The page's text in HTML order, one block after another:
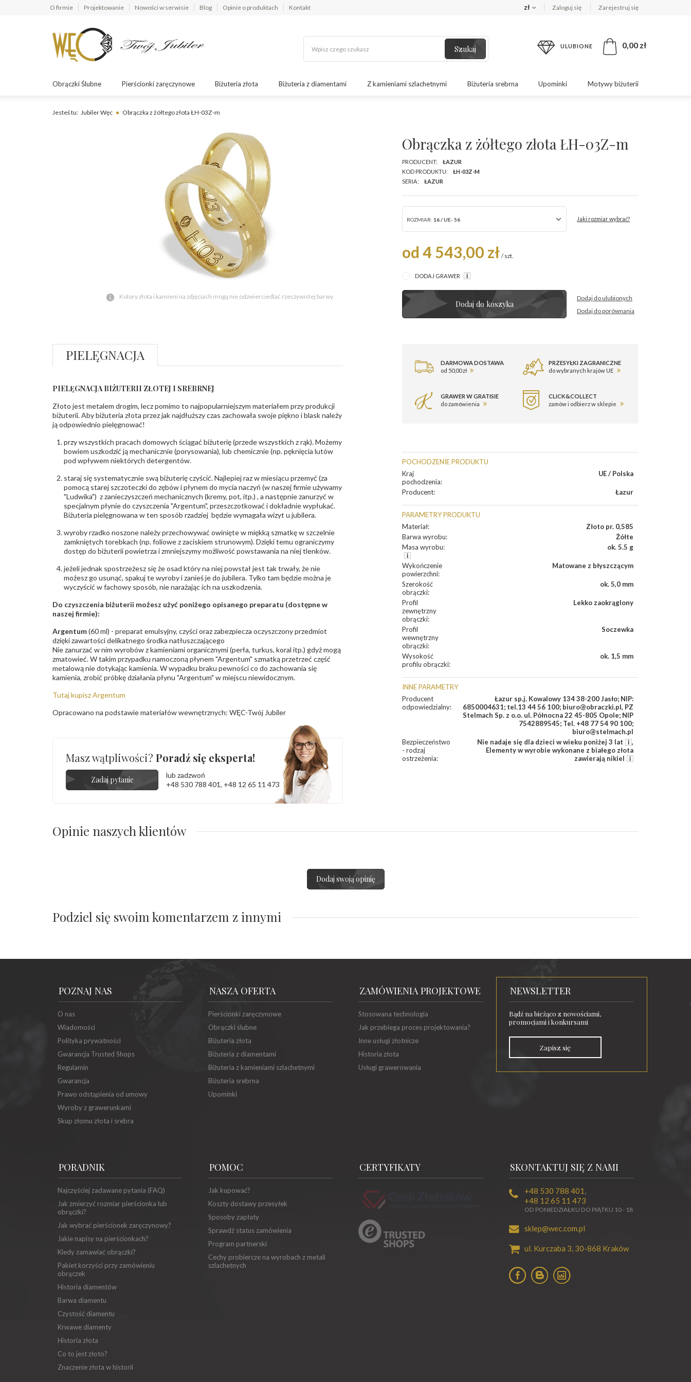
O firmie Projektowanie Nowości w serwisie Blog Opinie o produktach Kontakt zł Zaloguj się Zarejestruj się
Szukaj ULUBIONE 0,00 zł
Obrączki Ślubne Pierścionki zaręczynowe Biżuteria złota Biżuteria z diamentami Z kamieniami szlachetnymi Biżuteria srebrna Upominki Motywy biżuterii
Jesteś tu: Jubiler Węc Obrączka z żółtego złota ŁH-03Z-m
Kolory złota i kamieni na zdjęciach mogą nie odzwierciedlać rzeczywistej barwy
Obrączka z żółtego złota ŁH-03Z-m
PRODUCENT:
ŁAZUR
KOD PRODUKTU:
ŁH-03Z-M
SERIA:
ŁAZUR
ROZMIAR: 16 / UE- 56 Jaki rozmiar wybrać?
od 4 543,00 zł / szt.
DODAJ GRAWER
Dodaj do koszyka
Dodaj do ulubionych
Dodaj do porównania
DARMOWA DOSTAWA
od 50,00 zł
PRZESYŁKI ZAGRANICZNE
do wybranych krajów UE
GRAWER W GRATISIE
do zamówienia
CLICK&COLLECT
zamów i odbierz w sklepie
POCHODZENIE PRODUKTU
Kraj
pochodzenia:
UE / Polska
Producent: Łazur
PARAMETRY PRODUKTU
Materiał:
Złoto pr. 0,585
Barwa wyrobu:
Żółte
Masa wyrobu: ok. 5.5 g
Wykończenie
powierzchni:
Matowane z błyszczącym
Szerokość
obrączki:
ok. 5,0 mm
Profil
zewnętrzny
obrączki:
Lekko zaokrąglony
Profil
wewnętrzny
obrączki:
Soczewka
Wysokość
profilu obrączki:
ok. 1,5 mm
INNE PARAMETRY
Producent
odpowiedzialny:
Łazur sp.j. Kowalowy 134 38-200 Jasło; NIP:
6850004631; tel.13 44 56 100; biuro@obraczki.pl, PZ
Stelmach Sp. z o.o. ul. Północna 22 45-805 Opole; NIP
7542889545; Tel. +48 77 54 90 100;
biuro@stelmach.pl
Bezpieczeństwo
- rodzaj
ostrzeżenia:
Nie nadaje się dla dzieci w wieku poniżej 3 lat
,
Elementy w wyrobie wykonane z białego złota
zawierają nikiel
PIELĘGNACJA
PIELĘGNACJA BIŻUTERII ZŁOTEJ I SREBRNEJ
Złoto jest metalem drogim, lecz pomimo to najpopularniejszym materiałem przy produkcji
biżuterii. Aby biżuteria złota przez jak najdłuższy czas zachowała swoje piękno i blask należy
ją odpowiednio pielęgnować!
przy wszystkich pracach domowych ściągać biżuterię (przede wszystkich z rąk). Możemy
bowiem uszkodzić ją mechanicznie (porysowania), lub chemicznie (np. pęknięcia lutów
pod wpływem niektórych detergentów.
staraj się systematycznie swą biżuterię czyścić. Najlepiej raz w miesiącu przemyć (za
pomocą starej szczoteczki do zębów i płynem do mycia naczyń (w naszej firmie używamy
"Ludwika") z zanieczyszczeń mechanicznych (kremy, pot, itp.) , a następnie zanurzyć w
specjalnym płynie do czyszczenia "Argentum", przeszczotkować i dokładnie wypłukać.
Biżuteria pielęgnowana w ten sposób rzadziej będzie wymagała wizyt u jubilera.
wyroby rzadko noszone należy przechowywać owinięte w miękką szmatkę w szczelnie
zamkniętych torebkach (np. foliowe z zaciskiem strunowym). Dzięki temu ograniczymy
dostęp do biżuterii powietrza i zmniejszymy możliwość powstawania na niej tlenków.
jeżeli jednak spostrzeżesz się że osad który na niej powstał jest tak trwały, że nie
możesz go usunąć, spakuj te wyroby i zanieś je do jubilera. Tylko tam będzie można je
wyczyścić w fachowy sposób, nie narażając ich na uszkodzenia.
Do czyszczenia biżuterii możesz użyć poniżego opisanego preparatu (dostępne w
naszej firmie):
Argentum(60 ml) - preparat emulsyjny, czyści oraz zabezpiecza oczyszczony przedmiot
dzięki zawartości delikatnego środka natłuszczającego
Nie zanurzać w nim wyrobów z kamieniami organicznymi (perła, turkus, koral itp.) gdyż mogą
zmatowieć. W takim przypadku namoczoną płynem "Argentum" szmatką przetrzeć część
metalową nie dotykając kamienia. W wypadku braku pewności co do zachowania się
kamienia, zrobić próbkę działania płynu "Argentum" w miejscu niewidocznym.
Tutaj kupisz Argentum
Opracowano na podstawie materiałów wewnętrznych: WĘC-Twój Jubiler
Masz wątpliwości? Poradź się eksperta!
Zadaj pytanie
lub zadzwoń
+48 530 788 401, +48 12 65 11 473
Opinie naszych klientów
Dodaj swoją opinię
Podziel się swoim komentarzem z innymi
POZNAJ NAS
O nas
Wiadomości
Polityka prywatności
Gwarancja Trusted Shops
Regulamin
Gwarancja
Prawo odstąpienia od umowy
Wyroby z grawerunkami
Skup złomu złota i srebra
NASZA OFERTA
Pierścionki zaręczynowe
Obrączki ślubne
Biżuteria złota
Biżuteria z diamentami
Biżuteria z kamieniami szlachetnymi
Biżuteria srebrna
Upominki
ZAMÓWIENIA PROJEKTOWE
Stosowana technologia
Jak przebiega proces projektowania?
Inne usługi złotnicze
Historia złota
Usługi grawerowania
NEWSLETTER
Bądź na bieżąco z nowościami,
promocjami i konkursami
Zapisz się
PORADNIK
Najczęściej zadawane pytania (FAQ)
Jak zmierzyć rozmiar pierścionka lub
obrączki?
Jak wybrać pierścionek zaręczynowy?
Jakie napisy na pierścionkach?
Kiedy zamawiać obrączki?
Pakiet korzyści przy zamówieniu
obrączek
Historia diamentów
Barwa diamentu
Czystość diamentu
Krwawe diamenty
Historia złota
Co to jest złoto?
Znaczenie złota w historii
POMOC
Jak kupować?
Koszty dostawy przesyłek
Sposoby zapłaty
Sprawdź status zamówienia
Program partnerski
Cechy probiercze na wyrobach z metali
szlachetnych
CERTYFIKATY SKONTAKTUJ SIĘ Z NAMI
+48 530 788 401 ,
+48 12 65 11 473
OD PONIEDZIAŁKU DO PIĄTKU 10 - 18
sklep@wec.com.pl
ul. Kurczaba 3, 30-868 Kraków